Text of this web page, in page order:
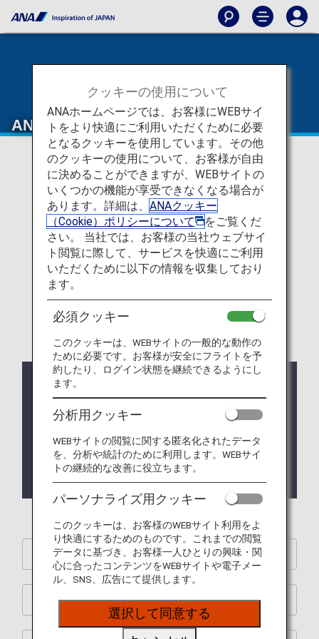
ANA Future Promise
お知らせ
排出量削減」 に新しい記事を追加しました。
2026/06/05 ANA Future Promiseの取り組み 「
排出量削減」 に新しい記事を追加しました。
ANA Future Promiseについて
ANA Future Promiseの取り組み
クッキーの使用について
ANAホームページでは、お客様にWEBサイ
トをより快適にご利用いただくために必要
となるクッキーを使用しています。その他
のクッキーの使用について、お客様が自由
に決めることができますが、WEBサイトの
いくつかの機能が享受できなくなる場合が
あります。詳細は、 ANAクッキー
（Cookie）ポリシーについて
をご覧くだ
さい。 当社では、お客様の当社ウェブサイ
ト閲覧に際して、サービスを快適にご利用
いただくために以下の情報を収集しており
ます。
必須クッキー
このクッキーは、WEBサイトの一般的な動作の
ために必要です。お客様が安全にフライトを予
約したり、ログイン状態を継続できるようにし
ます。
分析用クッキー
WEBサイトの閲覧に関する匿名化されたデータ
を、分析や統計のために利用します。WEBサイ
トの継続的な改善に役立ちます。
パーソナライズ用クッキー
このクッキーは、お客様のWEBサイト利用をよ
り快適にするためのものです。これまでの閲覧
データに基づき、お客様一人ひとりの興味・関
心に合ったコンテンツをWEBサイトや電子メー
ル、SNS、広告にて提供します。
選択して同意する